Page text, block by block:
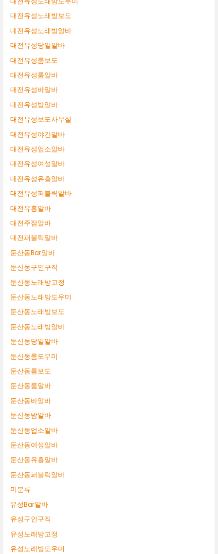
대전유성노래방보도
대전유성노래방알바
대전유성당일알바
대전유성룸보도
대전유성룸알바
대전유성바알바
대전유성밤알바
대전유성보도사무실
대전유성야간알바
대전유성업소알바
대전유성여성알바
대전유성유흥알바
대전유성퍼블릭알바
대전유흥알바
대전주점알바
대전퍼블릭알바
둔산동Bar알바
둔산동구인구직
둔산동노래방고정
둔산동노래방도우미
둔산동노래방보도
둔산동노래방알바
둔산동당일알바
둔산동룸도우미
둔산동룸보도
둔산동룸알바
둔산동바알바
둔산동밤알바
둔산동업소알바
둔산동여성알바
둔산동유흥알바
둔산동퍼블릭알바
미분류
유성Bar알바
유성구인구직
유성노래방고정
유성노래방도우미